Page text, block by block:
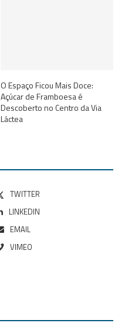
O Espaço Ficou Mais Doce:
Açúcar de Framboesa é
Descoberto no Centro da Via
Láctea
TWITTER
LINKEDIN
EMAIL
VIMEO